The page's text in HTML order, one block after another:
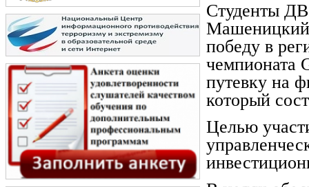
Студенты
Машеницкий
победу в
чемпионата
путевку на
который
Целью